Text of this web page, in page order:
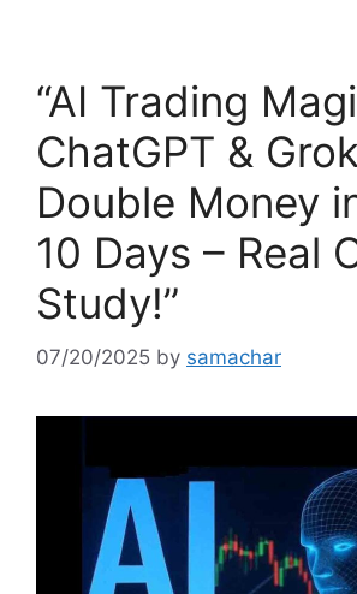
“AI Trading
ChatGPT & Grok
Double Money
10 Days – Real
Study!”
07/20/2025 by samachar